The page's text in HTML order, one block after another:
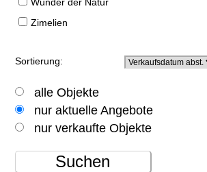
Wunder der Natur
Zimelien
Sortierung:
alle Objekte
nur aktuelle Angebote
nur verkaufte Objekte
Suchen